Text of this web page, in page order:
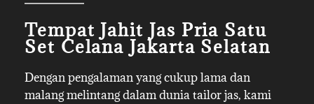
Tempat Jahit Jas Pria Satu
Set Celana Jakarta Selatan
Dengan pengalaman yang cukup lama dan
malang melintang dalam dunia tailor jas, kami